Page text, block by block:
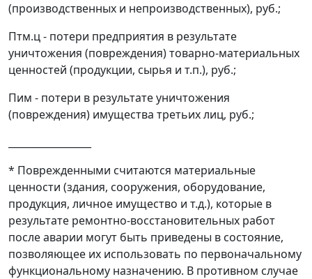
(производственных и непроизводственных), руб.;
Птм.ц- потери предприятия в результате
уничтожения (повреждения) товарно-материальных
ценностей (продукции, сырья и т.п.), руб.;
Пим - потери в результате уничтожения
(повреждения) имущества третьих лиц, руб.;
* Поврежденными считаются материальные
ценности (здания, сооружения, оборудование,
продукция, личное имущество и т.д.), которые в
результате ремонтно-восстановительных работ
после аварии могут быть приведены в состояние,
позволяющее их использовать по первоначальному
функциональному назначению. В противном случае